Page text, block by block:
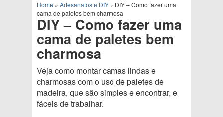
Home » Artesanatos e DIY » DIY – Como fazer uma
cama de paletes bem charmosa
DIY – Como fazer uma
cama de paletes bem
charmosa
Veja como montar camas lindas e
charmosas com o uso de paletes de
madeira, que são simples e encontrar, e
fáceis de trabalhar.